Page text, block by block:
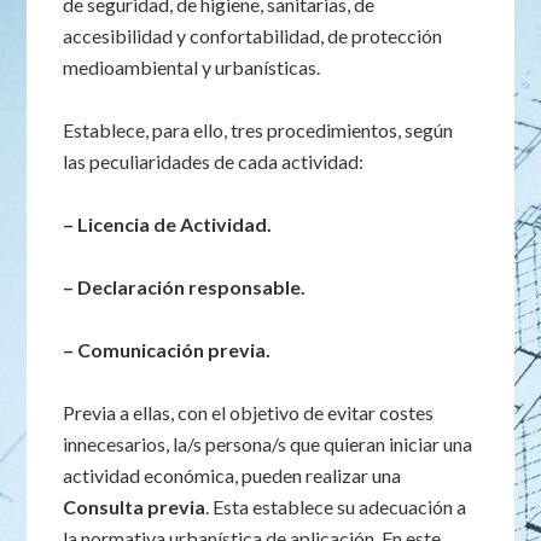
accesibilidad y confortabilidad, de protección
medioambiental y urbanísticas.
Establece, para ello, tres procedimientos, según
las peculiaridades de cada actividad:
– Licencia de Actividad.
– Declaración responsable.
– Comunicación previa.
Previa a ellas, con el objetivo de evitar costes
innecesarios, la/s persona/s que quieran iniciar una
actividad económica, pueden realizar una
Consulta previa. Esta establece su adecuación a